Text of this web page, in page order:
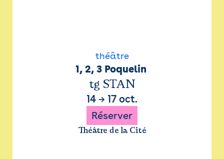
théâtre
1, 2, 3 Poquelin
tg STAN
14 → 17 oct.
Réserver
Théâtre de la Cité